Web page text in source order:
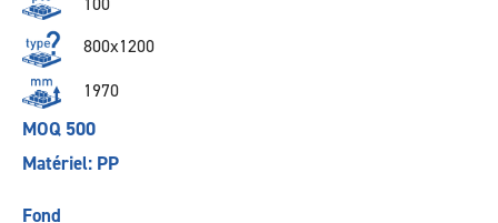
800x1200
1970
MOQ 500
Matériel: PP
Fond